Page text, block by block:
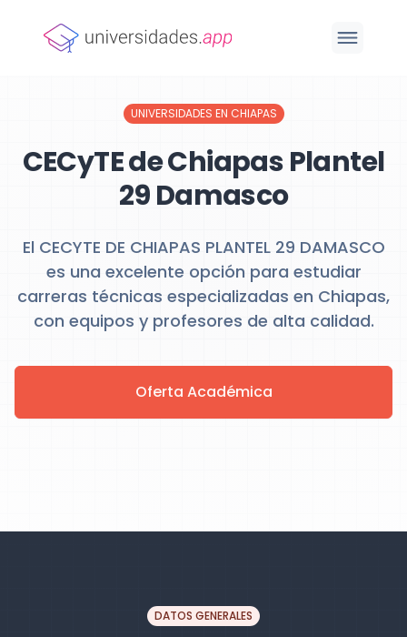
UNIVERSIDADES EN CHIAPAS
CECyTE de Chiapas Plantel
29 Damasco
El CECYTE DE CHIAPAS PLANTEL 29 DAMASCO
es una excelente opción para estudiar
carreras técnicas especializadas en Chiapas,
con equipos y profesores de alta calidad.
Oferta Académica
DATOS GENERALES